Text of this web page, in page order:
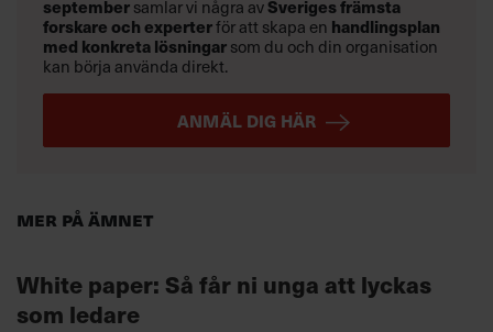
Mer på ämnet
White paper: Så får ni unga att lyckas
som ledare
septembersamlar vi några avSveriges främsta
forskare och experterför att skapa en handlingsplan
med konkreta lösningarsom du och din organisation
kan börja använda direkt.
ANMÄL DIG HÄR